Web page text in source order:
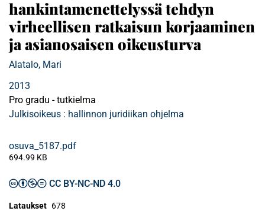
hankintamenettelyssä tehdyn
virheellisen ratkaisun korjaaminen
ja asianosaisen oikeusturva
Alatalo, Mari
2013
Pro gradu - tutkielma
Julkisoikeus : hallinnon juridiikan ohjelma
osuva_5187.pdf
694.99 KB
CC BY-NC-ND 4.0
Lataukset 678